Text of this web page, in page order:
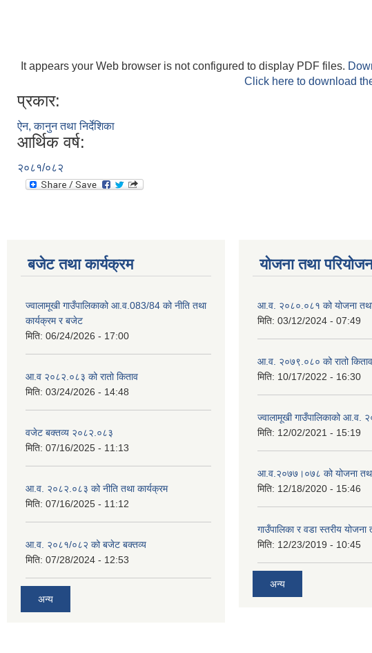
It appears your Web browser is not configured to display PDF files.
Click here to download
प्रकार:
ऐन, कानुन तथा निर्देशिका
आर्थिक वर्ष:
२०८१/०८२
बजेट तथा कार्यक्रम
ज्वालामूखी गाउँपालिकाको आ.व.083/84 को नीति तथा
कार्यक्रम र बजेट
मिति: 06/24/2026 - 17:00
आ.व २०८२.०८३ को रातो किताव
मिति: 03/24/2026 - 14:48
वजेट बक्तव्य २०८२.०८३
मिति: 07/16/2025 - 11:13
आ.व. २०८२.०८३ को नीति तथा कार्यक्रम
मिति: 07/16/2025 - 11:12
आ.व. २०८१/०८२ को बजेट बक्तव्य
मिति: 07/28/2024 - 12:53
अन्य
योजना तथा
आ.व. २०८०.०८१ को योजना
मिति: 03/12/2024 - 07:49
आ.व. २०७९.०८० को रातो किताव
मिति: 10/17/2022 - 16:30
ज्वालामूखी गाउँपालिकाको
मिति: 12/02/2021 - 15:19
आ.व.२०७७।०७८ को योजना
मिति: 12/18/2020 - 15:46
गाउँपालिका र वडा स्तरीय
मिति: 12/23/2019 - 10:45
अन्य